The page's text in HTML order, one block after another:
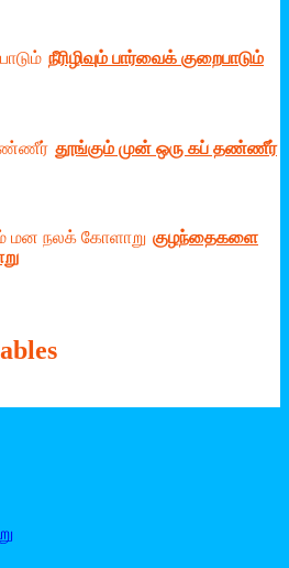
நீரிழிவும் பார்வைக் குறைபாடும்
தூங்கும் முன் ஒரு கப் தண்ணீர்
குழந்தைகளை